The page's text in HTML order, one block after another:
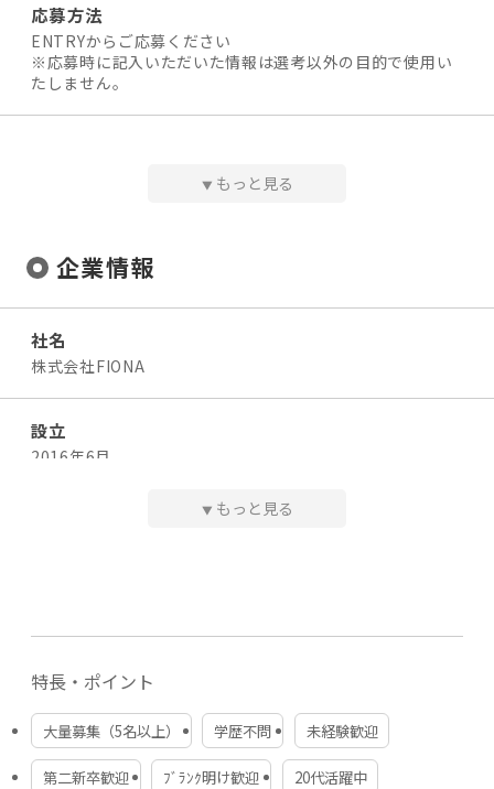
より徒歩5分
◆ 備考
※銀座店での勤務となります。
0）
＜月給例＞
¥16,000×30%×1日4名担当×月20日＝¥384,000
※当社のリピート率は8割です
※営業時間：12:00〜22:00
休日・休暇
業務委託のため自由
応募方法
ENTRYからご応募ください
※応募時に記入いただいた情報は選考以外の目的で使用い
たしません。
１．エントリー、Webによる書類選考
▼ もっと見る
企業情報
社名
株式会社FIONA
設立
2016年6月
美容整体、小顔矯正サロン『ELENA』の運営
都内（恵比寿、表参道、青山、銀座、渋谷、麻布十番）に6
店舗、大阪に1店舗
▼ もっと見る
特長・ポイント
大量募集（5名以上） 学歴不問 未経験歓迎
第二新卒歓迎 ﾌﾞﾗﾝｸ明け歓迎 20代活躍中